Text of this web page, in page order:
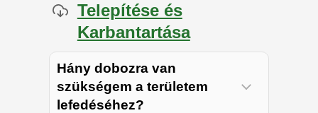
Telepítése és
Karbantartása
Hány dobozra van
szükségem a területem
lefedéséhez?